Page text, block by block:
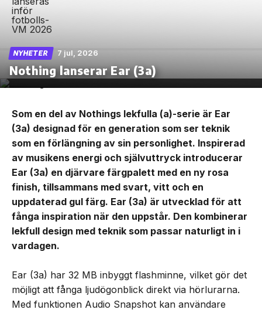
NYHETER 7 jul, 2026
Nothing lanserar Ear (3a)
Som en del av Nothings lekfulla (a)-serie är Ear
(3a) designad för en generation som ser teknik
som en förlängning av sin personlighet. Inspirerad
av musikens energi och självuttryck introducerar
Ear (3a) en djärvare färgpalett med en ny rosa
finish, tillsammans med svart, vitt och en
uppdaterad gul färg. Ear (3a) är utvecklad för att
fånga inspiration när den uppstår. Den kombinerar
lekfull design med teknik som passar naturligt in i
vardagen.
Ear (3a) har 32 MB inbyggt flashminne, vilket gör det
möjligt att fånga ljudögonblick direkt via hörlurarna.
Med funktionen Audio Snapshot kan användare